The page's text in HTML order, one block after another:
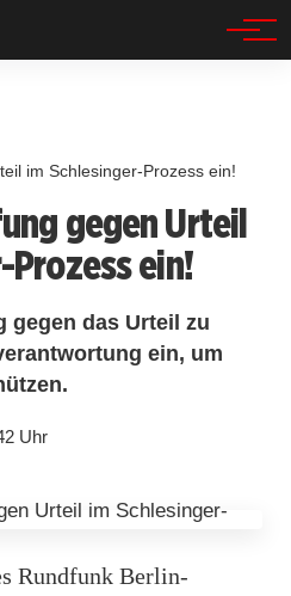
im Schlesinger-Prozess ein!
gegen Urteil
ein!
gegen das Urteil zu
ein, um
Uhr
Rundfunk Berlin-